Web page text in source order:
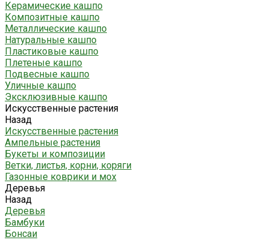
Керамические кашпо
Композитные кашпо
Металлические кашпо
Натуральные кашпо
Пластиковые кашпо
Плетеные кашпо
Подвесные кашпо
Уличные кашпо
Эксклюзивные кашпо
Искусственные растения
Назад
Искусственные растения
Ампельные растения
Букеты и композиции
Ветки, листья, корни, коряги
Газонные коврики и мох
Деревья
Назад
Деревья
Бамбуки
Бонсаи